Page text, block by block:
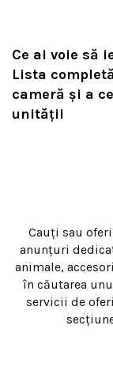
Ce ai voie să
Lista
cameră și a
unității
Cauți sau
anunțuri
animale,
în căutarea
servicii de